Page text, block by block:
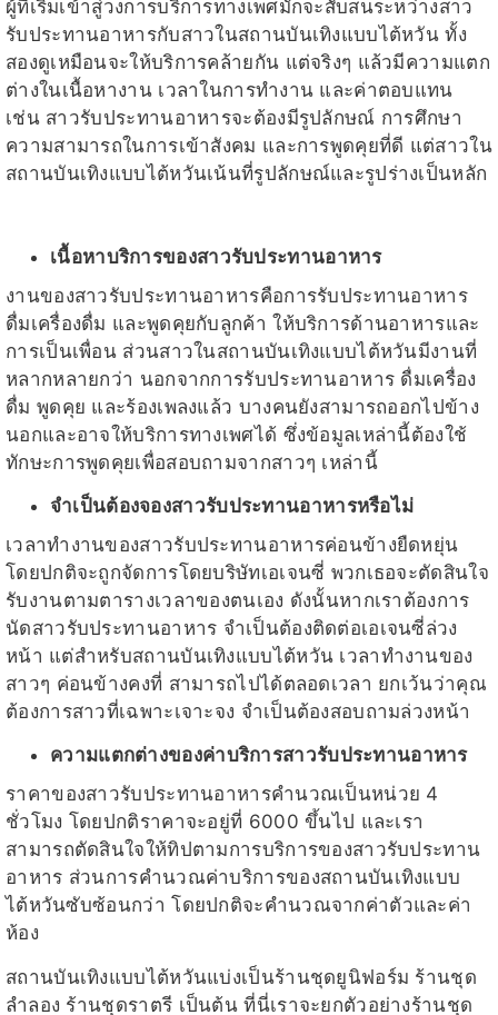
ผู้ที่เริ่มเข้าสู่วงการบริการทางเพศมักจะสับสนระหว่างสาว
รับประทานอาหารกับสาวในสถานบันเทิงแบบไต้หวัน ทั้ง
สองดูเหมือนจะให้บริการคล้ายกัน แต่จริงๆ แล้วมีความแตก
ต่างในเนื้อหางาน เวลาในการทำงาน และค่าตอบแทน
เช่น สาวรับประทานอาหารจะต้องมีรูปลักษณ์ การศึกษา
ความสามารถในการเข้าสังคม และการพูดคุยที่ดี แต่สาวใน
สถานบันเทิงแบบไต้หวันเน้นที่รูปลักษณ์และรูปร่างเป็นหลัก
เนื้อหาบริการของสาวรับประทานอาหาร
งานของสาวรับประทานอาหารคือการรับประทานอาหาร
ดื่มเครื่องดื่ม และพูดคุยกับลูกค้า ให้บริการด้านอาหารและ
การเป็นเพื่อน ส่วนสาวในสถานบันเทิงแบบไต้หวันมีงานที่
หลากหลายกว่า นอกจากการรับประทานอาหาร ดื่มเครื่อง
ดื่ม พูดคุย และร้องเพลงแล้ว บางคนยังสามารถออกไปข้าง
นอกและอาจให้บริการทางเพศได้ ซึ่งข้อมูลเหล่านี้ต้องใช้
ทักษะการพูดคุยเพื่อสอบถามจากสาวๆ เหล่านี้
จำเป็นต้องจองสาวรับประทานอาหารหรือไม่
เวลาทำงานของสาวรับประทานอาหารค่อนข้างยืดหยุ่น
โดยปกติจะถูกจัดการโดยบริษัทเอเจนซี่ พวกเธอจะตัดสินใจ
รับงานตามตารางเวลาของตนเอง ดังนั้นหากเราต้องการ
นัดสาวรับประทานอาหาร จำเป็นต้องติดต่อเอเจนซี่ล่วง
หน้า แต่สำหรับสถานบันเทิงแบบไต้หวัน เวลาทำงานของ
สาวๆ ค่อนข้างคงที่ สามารถไปได้ตลอดเวลา ยกเว้นว่าคุณ
ต้องการสาวที่เฉพาะเจาะจง จำเป็นต้องสอบถามล่วงหน้า
ความแตกต่างของค่าบริการสาวรับประทานอาหาร
ราคาของสาวรับประทานอาหารคำนวณเป็นหน่วย 4
ชั่วโมง โดยปกติราคาจะอยู่ที่ 6000 ขึ้นไป และเรา
สามารถตัดสินใจให้ทิปตามการบริการของสาวรับประทาน
อาหาร ส่วนการคำนวณค่าบริการของสถานบันเทิงแบบ
ไต้หวันซับซ้อนกว่า โดยปกติจะคำนวณจากค่าตัวและค่า
ห้อง
สถานบันเทิงแบบไต้หวันแบ่งเป็นร้านชุดยูนิฟอร์ม ร้านชุด
ลำลอง ร้านชุดราตรี เป็นต้น ที่นี่เราจะยกตัวอย่างร้านชุด